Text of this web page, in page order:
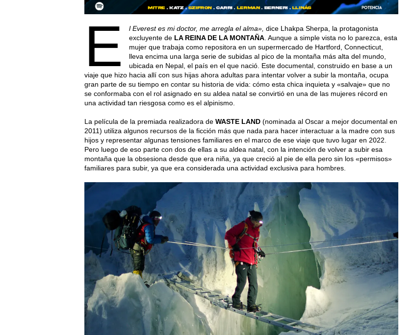
E l Everest es mi doctor, me arregla el alma», dice Lhakpa Sherpa, la protagonista
excluyente de LA REINA DE LA MONTAÑA. Aunque a simple vista no lo parezca, esta
mujer que trabaja como repositora en un supermercado de Hartford, Connecticut,
lleva encima una larga serie de subidas al pico de la montaña más alta del mundo,
ubicada en Nepal, el país en el que nació. Este documental, construido en base a un
viaje que hizo hacia allí con sus hijas ahora adultas para intentar volver a subir la montaña, ocupa
gran parte de su tiempo en contar su historia de vida: cómo esta chica inquieta y «salvaje» que no
se conformaba con el rol asignado en su aldea natal se convirtió en una de las mujeres récord en
una actividad tan riesgosa como es el alpinismo.
La película de la premiada realizadora de WASTE LAND (nominada al Oscar a mejor documental en
2011) utiliza algunos recursos de la ficción más que nada para hacer interactuar a la madre con sus
hijos y representar algunas tensiones familiares en el marco de ese viaje que tuvo lugar en 2022.
Pero luego de eso parte con dos de ellas a su aldea natal, con la intención de volver a subir esa
montaña que la obsesiona desde que era niña, ya que creció al pie de ella pero sin los «permisos»
familiares para subir, ya que era considerada una actividad exclusiva para hombres.